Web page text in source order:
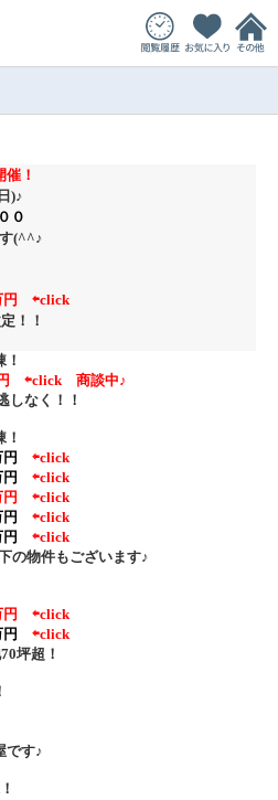
！
)♪
０
(^^♪
⇦click
！
！
⇦click
商談中♪
なく！！
⇦click
⇦click
円 ⇦click
⇦click
⇦click
の物件もございます♪
円 ⇦click
⇦click
坪超！
す♪